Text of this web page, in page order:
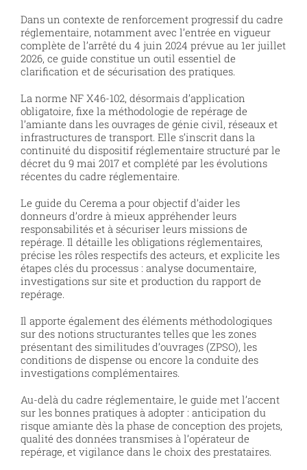
Dans un contexte de renforcement progressif du cadre
réglementaire, notamment avec l’entrée en vigueur
complète de l’arrêté du 4 juin 2024 prévue au 1er juillet
2026, ce guide constitue un outil essentiel de
clarification et de sécurisation des pratiques.
La norme NF X46-102, désormais d’application
obligatoire, fixe la méthodologie de repérage de
l’amiante dans les ouvrages de génie civil, réseaux et
infrastructures de transport. Elle s’inscrit dans la
continuité du dispositif réglementaire structuré par le
décret du 9 mai 2017 et complété par les évolutions
récentes du cadre réglementaire.
Le guide du Cerema a pour objectif d’aider les
donneurs d’ordre à mieux appréhender leurs
responsabilités et à sécuriser leurs missions de
repérage. Il détaille les obligations réglementaires,
précise les rôles respectifs des acteurs, et explicite les
étapes clés du processus : analyse documentaire,
investigations sur site et production du rapport de
repérage.
Il apporte également des éléments méthodologiques
sur des notions structurantes telles que les zones
présentant des similitudes d’ouvrages (ZPSO), les
conditions de dispense ou encore la conduite des
investigations complémentaires.
Au-delà du cadre réglementaire, le guide met l’accent
sur les bonnes pratiques à adopter : anticipation du
risque amiante dès la phase de conception des projets,
qualité des données transmises à l’opérateur de
repérage, et vigilance dans le choix des prestataires.